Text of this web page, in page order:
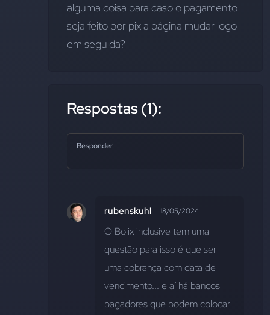
alguma coisa para caso o pagamento
seja feito por pix a página mudar logo
em seguida?
Respostas (1):
Responder
rubenskuhl 18/05/2024
O Bolix inclusive tem uma
questão para isso é que ser
uma cobrança com data de
vencimento... e aí há bancos
pagadores que podem colocar